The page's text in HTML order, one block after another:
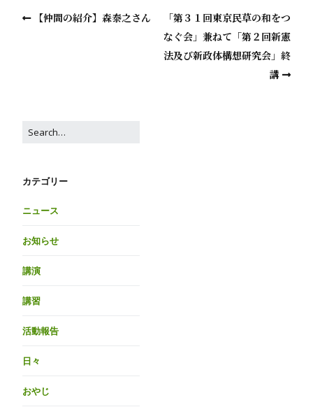
【仲間の紹介】森泰之さん
「第３１回東京民草の和をつ
なぐ会」兼ねて「第２回新憲
法及び新政体構想研究会」終
講
カテゴリー
ニュース
お知らせ
講演
講習
活動報告
日々
おやじ